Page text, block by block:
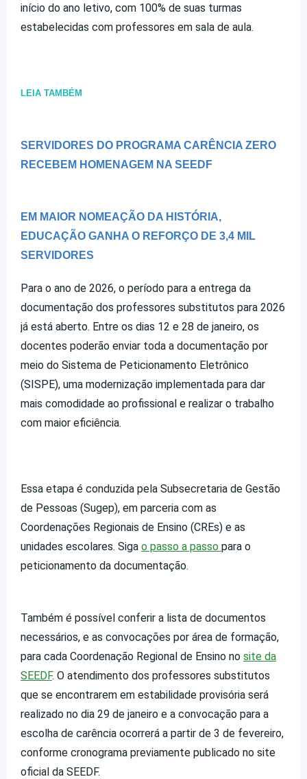
início do ano letivo, com 100% de suas turmas
estabelecidas com professores em sala de aula.
LEIA TAMBÉM
SERVIDORES DO PROGRAMA CARÊNCIA ZERO
RECEBEM HOMENAGEM NA SEEDF
EM MAIOR NOMEAÇÃO DA HISTÓRIA,
EDUCAÇÃO GANHA O REFORÇO DE 3,4 MIL
SERVIDORES
Para o ano de 2026, o período para a entrega da
documentação dos professores substitutos para 2026
já está aberto. Entre os dias 12 e 28 de janeiro, os
docentes poderão enviar toda a documentação por
meio do Sistema de Peticionamento Eletrônico
(SISPE), uma modernização implementada para dar
mais comodidade ao profissional e realizar o trabalho
com maior eficiência.
Essa etapa é conduzida pela Subsecretaria de Gestão
de Pessoas (Sugep), em parceria com as
Coordenações Regionais de Ensino (CREs) e as
unidades escolares. Siga o passo a passo para o
peticionamento da documentação.
Também é possível conferir a lista de documentos
necessários, e as convocações por área de formação,
para cada Coordenação Regional de Ensino no site da
SEEDF. O atendimento dos professores substitutos
que se encontrarem em estabilidade provisória será
realizado no dia 29 de janeiro e a convocação para a
escolha de carência ocorrerá a partir de 3 de fevereiro,
conforme cronograma previamente publicado no site
oficial da SEEDF.